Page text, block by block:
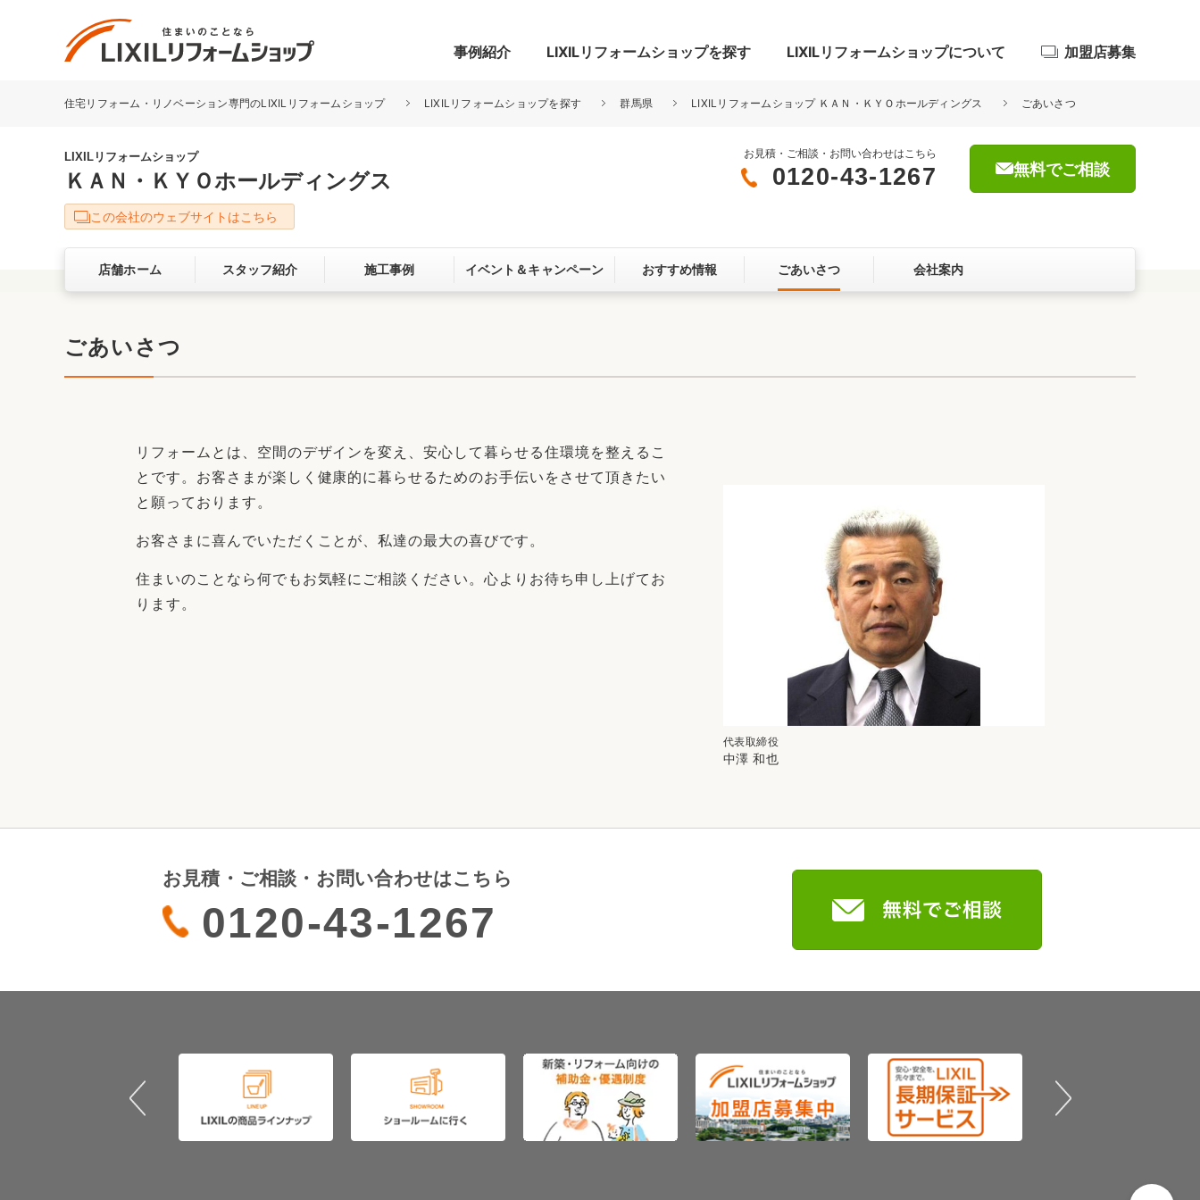
事例紹介
リフォーム事例を探す
キッチン
洗面化粧室 トイレ 玄関まわり 門まわり 屋根・外壁
ベランダ・バルコニー ガーデンスペース カースペース
お客さまの声
LIXILリフォームショップを探す LIXILリフォームショップについて
LIXILリフォームショップについて
サービス向上・品質改善の取り組み お客さま満足度アンケート
ここちいい暮らしをつくる、価値・性能向上
リフォームコンシェルジュ® ライフスタイルコンパス
リフォームお役立ち情報
加盟店募集
住宅リフォーム・リノベーション専門のLIXILリフォームショップ LIXILリフォームショップを探す 群馬県 LIXILリフォームショップ ＫＡＮ・ＫＹＯホールディングス ごあいさつ
LIXILリフォームショップ
ＫＡＮ・ＫＹＯホールディングス
お見積・ご相談・お問い合わせはこちら
0120-43-1267 無料でご相談
この会社のウェブサイトはこちら
店舗ホーム スタッフ紹介 施工事例 イベント＆キャンペーン おすすめ情報 ごあいさつ 会社案内
ごあいさつ
リフォームとは、空間のデザインを変え、安心して暮らせる住環境を整えるこ
とです。お客さまが楽しく健康的に暮らせるためのお手伝いをさせて頂きたい
と願っております。
お客さまに喜んでいただくことが、私達の最大の喜びです。
住まいのことなら何でもお気軽にご相談ください。心よりお待ち申し上げてお
ります。
代表取締役
中澤 和也
お見積・ご相談・お問い合わせはこちら
0120-43-1267